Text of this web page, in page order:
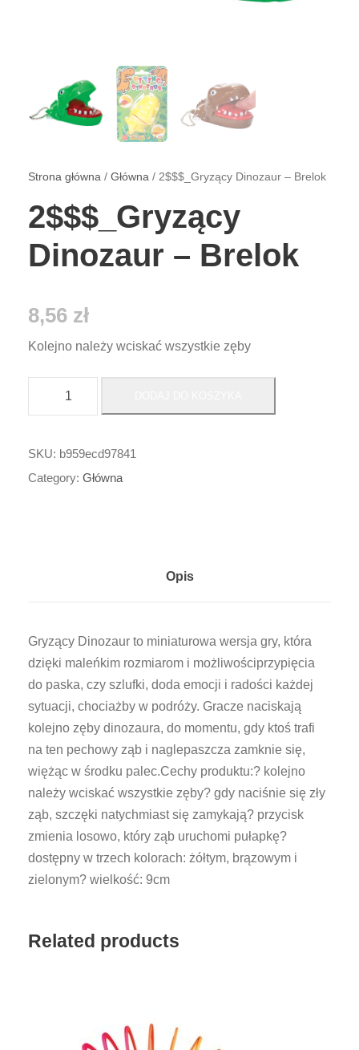
Strona główna / Główna / 2$$$_Gryzący Dinozaur – Brelok
2$$$_Gryzący
Dinozaur – Brelok
8,56 zł
Kolejno należy wciskać wszystkie zęby
ś
ć
y
z
ą
c
y
D
i
n
o
z
a
u
B
SKU: b959ecd97841
Category: Główna
Opis
Gryzący Dinozaur to miniaturowa wersja gry, która
dzięki maleńkim rozmiarom i możliwościprzypięcia
do paska, czy szlufki, doda emocji i radości każdej
sytuacji, chociażby w podróży. Gracze naciskają
kolejno zęby dinozaura, do momentu, gdy ktoś trafi
na ten pechowy ząb i naglepaszcza zamknie się,
więżąc w środku palec.Cechy produktu:? kolejno
należy wciskać wszystkie zęby? gdy naciśnie się zły
ząb, szczęki natychmiast się zamykają? przycisk
zmienia losowo, który ząb uruchomi pułapkę?
dostępny w trzech kolorach: żółtym, brązowym i
zielonym? wielkość: 9cm
Related products